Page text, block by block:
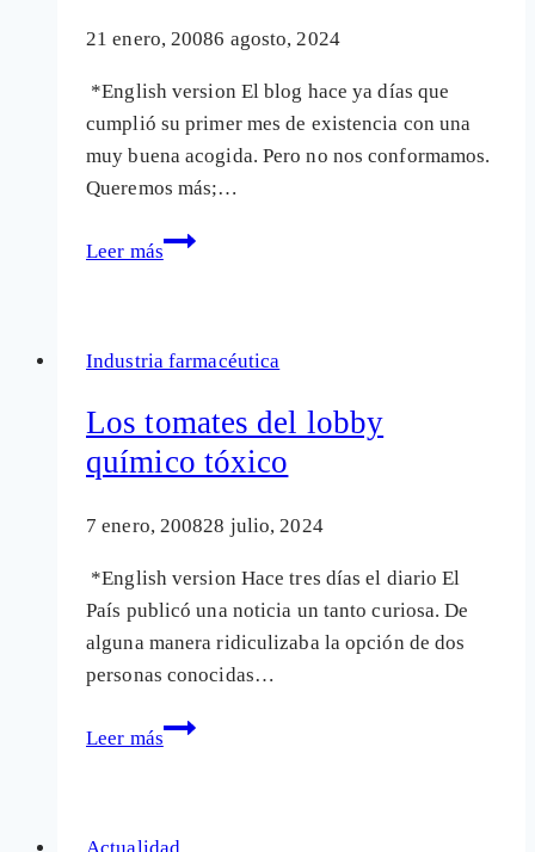
Domosalud
21 enero, 20086 agosto, 2024
*English version El blog hace ya días que
cumplió su primer mes de existencia con una
muy buena acogida. Pero no nos conformamos.
Queremos más;…
Leer más
Fibromialgia
cuestión
Lyrica?
Industria farmacéutica
Los tomates del lobby
químico tóxico
7 enero, 200828 julio, 2024
*English version Hace tres días el diario El
País publicó una noticia un tanto curiosa. De
alguna manera ridiculizaba la opción de dos
personas conocidas…
Leer más
Los
Actualidad